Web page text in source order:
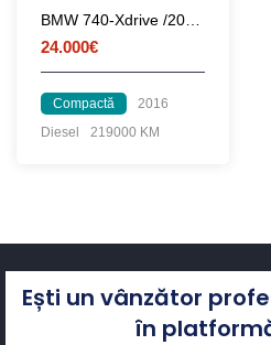
24.000€
Compactă
2016
Diesel
219000 KM
Ești un vânzător
în